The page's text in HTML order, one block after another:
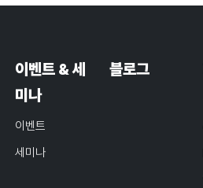
이벤트 & 세
미나
이벤트
세미나
블로그